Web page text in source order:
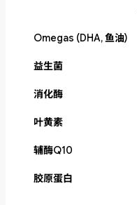
Omegas (DHA, 鱼油)
益生菌
消化酶
叶黄素
辅酶Q10
胶原蛋白